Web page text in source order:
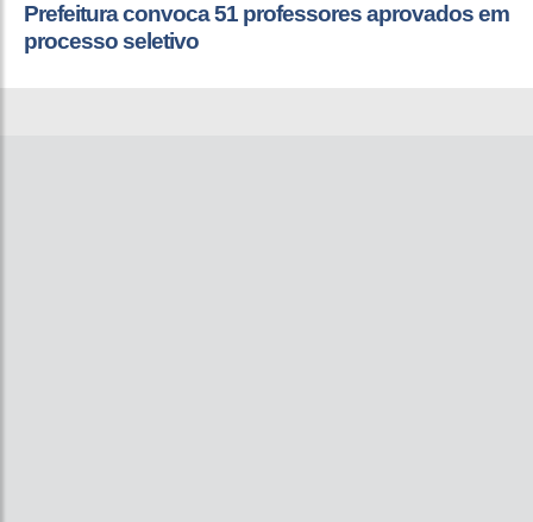
Prefeitura convoca 51 professores aprovados em
processo seletivo